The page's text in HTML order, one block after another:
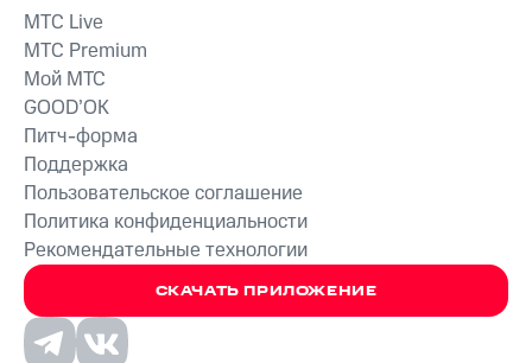
СКАЧАТЬ ПРИЛОЖЕНИЕ
MTС Live
MTС Premium
Мой МТС
GOOD’OK
Питч-форма
Поддержка
Пользовательское соглашение
Политика конфиденциальности
Рекомендательные технологии